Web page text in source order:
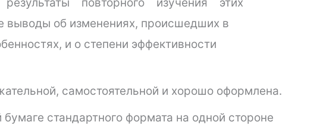
выводы об изменениях, происшедших в
и о степени эффективности
самостоятельной и хорошо оформлена.
стандартного формата на одной стороне